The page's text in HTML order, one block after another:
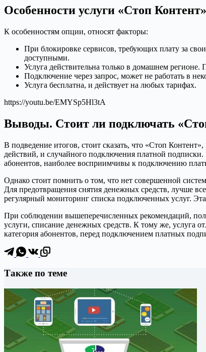
Особенности услуги «Стоп Контент»
К особенностям опции, относят факторы:
При блокировке сервисов, требующих плату за
доступными.
Услуга действительна только в домашнем
Подключение через запрос, может не работать в
Услуга бесплатна, и действует на любых тарифах.
https://youtu.be/EMYSp5Hl3tA
Выводы. Стоит ли подключать
В подведение итогов, стоит сказать, что «Стоп
действий, и случайного подключения платной
абонентов, наиболее восприимчивы к подключению
Однако стоит помнить о том, что нет совершенной
Для предотвращения снятия денежных средств, лучше
регулярный мониторинг списка подключенных услуг.
При соблюдении вышеперечисленных рекомендаций,
услуги, списание денежных средств. К тому же, услуга
категория абонентов, перед подключением платных
Также по теме